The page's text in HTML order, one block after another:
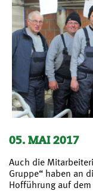
05. MAI 2017
Auch die
Gruppe“ haben an
Hofführung auf